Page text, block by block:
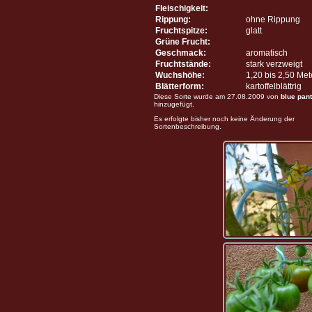
Fleischigkeit:
Rippung:
ohne Rippung
Fruchtspitze:
glatt
Grüne Frucht:
Geschmack:
aromatisch
Fruchtstände:
stark verzweigt
Wuchshöhe:
1,20 bis 2,50
Blätterform:
kartoffelblättrig
Diese Sorte wurde am 27.08.2009 von blue
hinzugefügt.
Es erfolgte bisher noch keine Änderung der
Sortenbeschreibung.